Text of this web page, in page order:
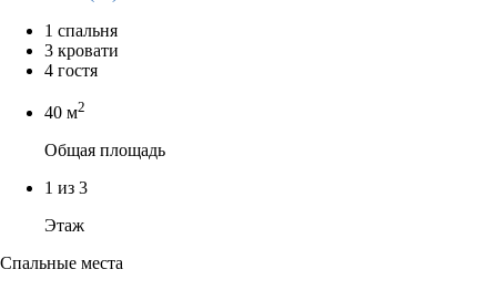
1 спальня
3 кровати
4 гостя
40 м2
Общая площадь
1 из 3
Этаж
Спальные места